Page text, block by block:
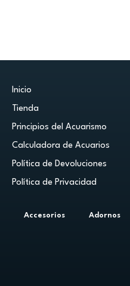
Inicio
Tienda
Principios del Acuarismo
Calculadora de Acuarios
Política de Devoluciones
Política de Privacidad
Accesorios Adornos